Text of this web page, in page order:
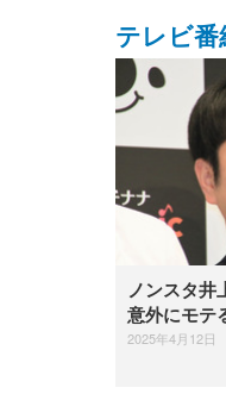
テレビ番
ノンスタ井
意外にモテ
2025年4月12日